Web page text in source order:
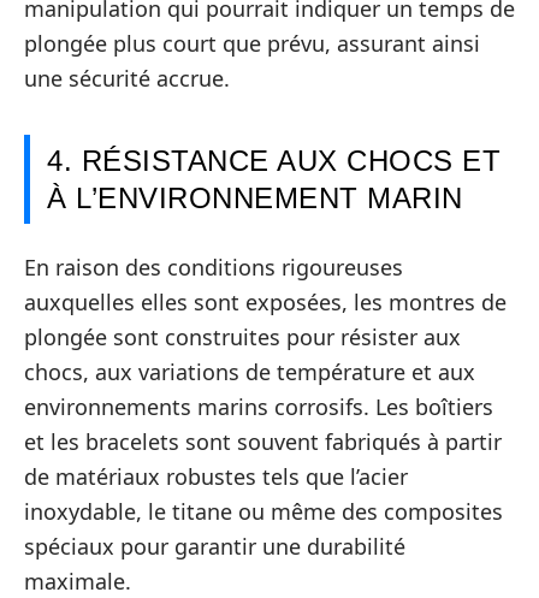
manipulation qui pourrait indiquer un temps de
plongée plus court que prévu, assurant ainsi
une sécurité accrue.
4. RÉSISTANCE AUX CHOCS ET
À L’ENVIRONNEMENT MARIN
En raison des conditions rigoureuses
auxquelles elles sont exposées, les montres de
plongée sont construites pour résister aux
chocs, aux variations de température et aux
environnements marins corrosifs. Les boîtiers
et les bracelets sont souvent fabriqués à partir
de matériaux robustes tels que l’acier
inoxydable, le titane ou même des composites
spéciaux pour garantir une durabilité
maximale.